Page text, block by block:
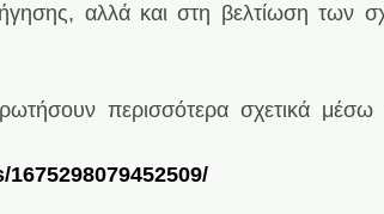
αλλά και στη βελτίωση των
περισσότερα σχετικά μέσω